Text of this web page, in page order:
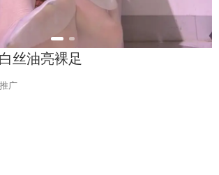
丝油亮裸足
推广